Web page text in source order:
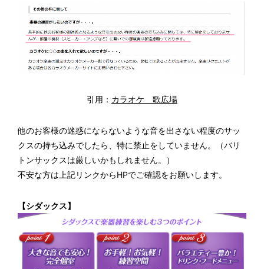
引用： カラオケ 歌広場
他のお客様の迷惑にならないような音を出さない程度のサッ
クスの持ち込みでしたら、特に禁止をしていません。（バリ
トンサックスは厳しいかもしれません。）
不安な方は上記リンクからHPでご確認をお願いします。
【シダックス】